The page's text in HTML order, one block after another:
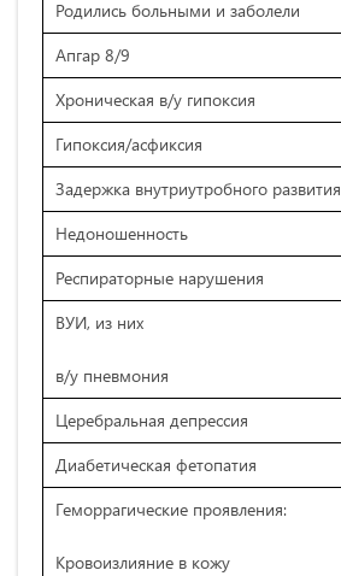
Родились больными и заболели
Апгар 8/9
Хроническая в/у гипоксия
Гипоксия/асфиксия
Задержка внутриутробного развития
Недоношенность
Респираторные нарушения
ВУИ, из них
в/у пневмония
Церебральная депрессия
Диабетическая фетопатия
Геморрагические проявления:
Кровоизлияние в кожу